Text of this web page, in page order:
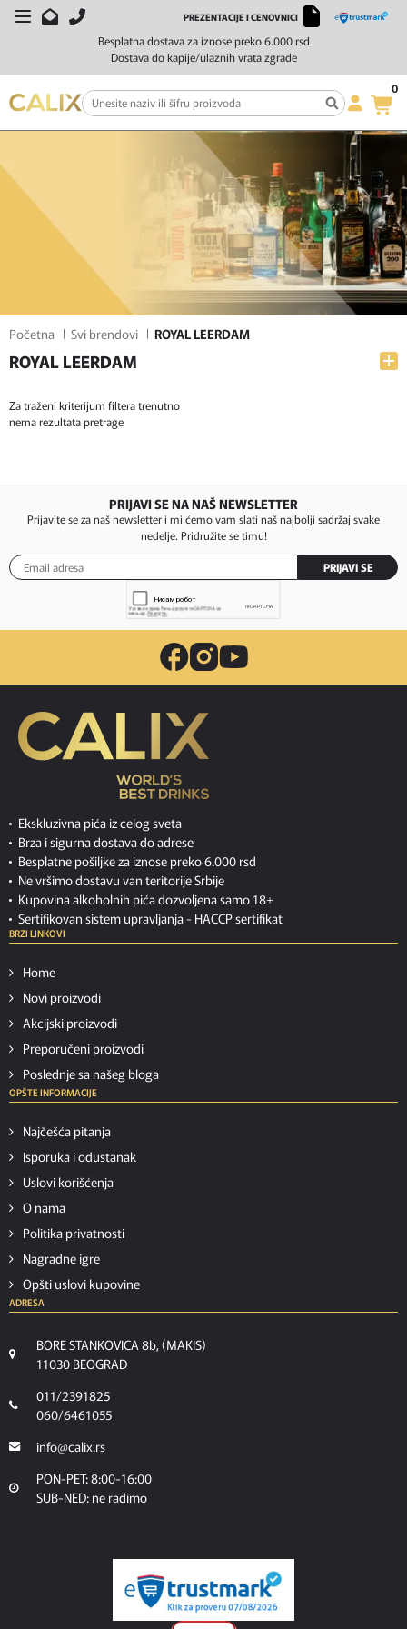
Besplatna dostava za iznose preko 6.000 rsd
Dostava do kapije/ulaznih vrata zgrade
PREZENTACIJE I CENOVNICI
0
Početna Svi brendovi ROYAL LEERDAM
ROYAL LEERDAM
FILTERI
SORTIRAJ
Za traženi kriterijum filtera trenutno
nema rezultata pretrage
PRIJAVI SE NA NAŠ NEWSLETTER
Prijavite se za naš newsletter i mi ćemo vam slati naš najbolji sadržaj svake
nedelje. Pridružite se timu!
PRIJAVI SE
Ekskluzivna pića iz celog sveta
Brza i sigurna dostava do adrese
Besplatne pošiljke za iznose preko 6.000 rsd
Ne vršimo dostavu van teritorije Srbije
Kupovina alkoholnih pića dozvoljena samo 18+
Sertifikovan sistem upravljanja - HACCP sertifikat
BRZI LINKOVI
Home
Novi proizvodi
Akcijski proizvodi
Preporučeni proizvodi
Poslednje sa našeg bloga
OPŠTE INFORMACIJE
Najčešća pitanja
Isporuka i odustanak
Uslovi korišćenja
O nama
Politika privatnosti
Nagradne igre
Opšti uslovi kupovine
ADRESA
BORE STANKOVICA 8b, (MAKIS)
11030 BEOGRAD
011/2391825
060/6461055
info@calix.rs
PON-PET: 8:00-16:00
SUB-NED: ne radimo